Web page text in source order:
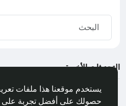
يستخدم موقعنا هذا ملفات
حصولك على أفضل تجربة على
التحديثات الأخيرة